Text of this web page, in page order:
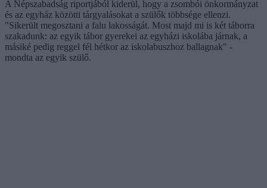
A Népszabadság riportjából kiderül, hogy a zsombói önkormányzat
és az egyház közötti tárgyalásokat a szülők többsége ellenzi.
"Sikerült megosztani a falu lakosságát. Most majd mi is két táborra
szakadunk: az egyik tábor gyerekei az egyházi iskolába járnak, a
másiké pedig reggel fél hétkor az iskolabuszhoz ballagnak" -
mondta az egyik szülő.